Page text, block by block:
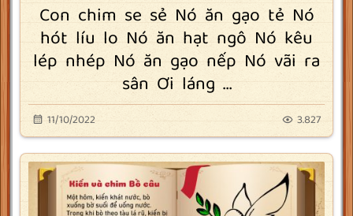
Con chim se sẻ Nó ăn gạo tẻ Nó
hót líu lo Nó ăn hạt ngô Nó kêu
lép nhép Nó ăn gạo nếp Nó vãi ra
sân Ơi láng ...
11/10/2022 3.827